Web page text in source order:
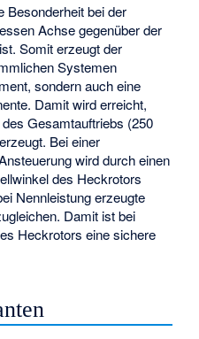
Besonderheit bei der
Achse gegenüber der
Somit erzeugt der
Systemen
sondern auch eine
Damit wird erreicht,
Gesamtauftriebs (250
Bei einer
wird durch einen
des Heckrotors
Nennleistung erzeugte
Damit ist bei
Heckrotors eine sichere